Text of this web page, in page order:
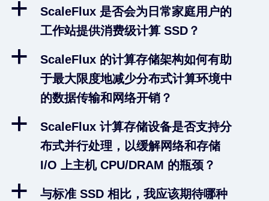
a
ScaleFlux 是否会为日常家庭用户的
工作站提供消费级计算 SSD？
a
ScaleFlux 的计算存储架构如何有助
于最大限度地减少分布式计算环境中
的数据传输和网络开销？
a
ScaleFlux 计算存储设备是否支持分
布式并行处理，以缓解网络和存储
I/O 上主机 CPU/DRAM 的瓶颈？
a
与标准 SSD 相比，我应该期待哪种